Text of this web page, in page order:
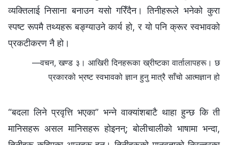
व्यक्तिलाई निसाना बनाउन यसो गरिँदैन। तिनीहरूले भनेको कुरा
स्पष्ट रूपमै तथ्यहरू बङ्ग्याउने कार्य हो, र यो पनि क्रूर स्वभावको
प्रकटीकरण नै हो।
—वचन, खण्ड ३। आखिरी दिनहरूका ख्रीष्टका वार्तालापहरू। छ
प्रकारको भ्रष्ट स्वभावको ज्ञान हुनु मात्रै साँचो आत्मज्ञान हो
“बदला लिने प्रवृत्ति भएका” भन्‍ने वाक्यांशबाटै थाहा हुन्छ कि ती
मानिसहरू असल मानिसहरू होइनन्; बोलीचालीको भाषामा भन्दा,